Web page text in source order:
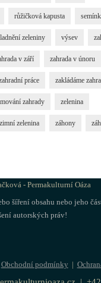
růžičková kapusta
zeleniny výsev
v září zahrada v únoru
práce zakládáme
zahrady zelenina
zimní zelenina záhony
- Permakulturní Oáza
šíření obsahu nebo jeho
autorských práv!
Obchodní podmínky |